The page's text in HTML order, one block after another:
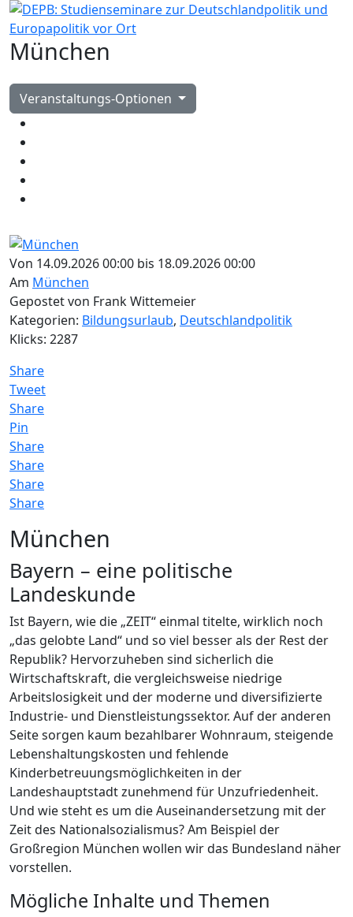
München
Veranstaltungs-Optionen
Von 14.09.2026 00:00 bis 18.09.2026 00:00
Am München
Gepostet von Frank Wittemeier
Kategorien: Bildungsurlaub, Deutschlandpolitik
Klicks: 2287
Share
Tweet
Share
Pin
Share
Share
Share
Share
München
Bayern – eine politische
Landeskunde
Ist Bayern, wie die „ZEIT“ einmal titelte, wirklich noch
„das gelobte Land“ und so viel besser als der Rest der
Republik? Hervorzuheben sind sicherlich die
Wirtschaftskraft, die vergleichsweise niedrige
Arbeitslosigkeit und der moderne und diversifizierte
Industrie- und Dienstleistungssektor. Auf der anderen
Seite sorgen kaum bezahlbarer Wohnraum, steigende
Lebenshaltungskosten und fehlende
Kinderbetreuungsmöglichkeiten in der
Landeshauptstadt zunehmend für Unzufriedenheit.
Und wie steht es um die Auseinandersetzung mit der
Zeit des Nationalsozialismus? Am Beispiel der
Großregion München wollen wir das Bundesland näher
vorstellen.
Mögliche Inhalte und Themen